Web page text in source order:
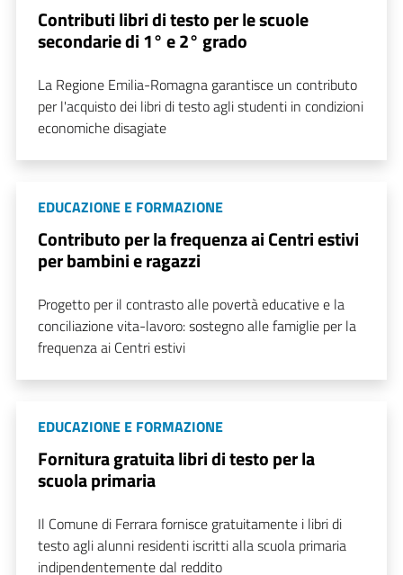
Contributi libri di testo per le scuole
secondarie di 1° e 2° grado
La Regione Emilia-Romagna garantisce un contributo
per l'acquisto dei libri di testo agli studenti in condizioni
economiche disagiate
EDUCAZIONE E FORMAZIONE
Contributo per la frequenza ai Centri estivi
per bambini e ragazzi
Progetto per il contrasto alle povertà educative e la
conciliazione vita-lavoro: sostegno alle famiglie per la
frequenza ai Centri estivi
EDUCAZIONE E FORMAZIONE
Fornitura gratuita libri di testo per la
scuola primaria
Il Comune di Ferrara fornisce gratuitamente i libri di
testo agli alunni residenti iscritti alla scuola primaria
indipendentemente dal reddito